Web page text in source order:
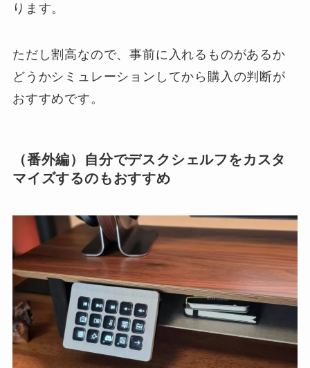
ります。
ただし割高なので、事前に入れるものがあるか
どうかシミュレーションしてから購入の判断が
おすすめです。
（番外編）自分でデスクシェルフをカスタ
マイズするのもおすすめ